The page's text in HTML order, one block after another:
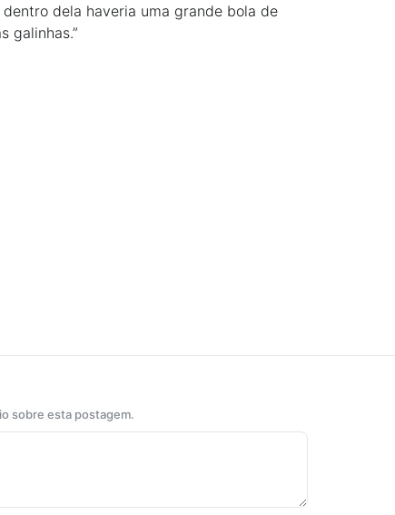
dela haveria uma grande bola de
galinhas.”
sobre esta postagem.